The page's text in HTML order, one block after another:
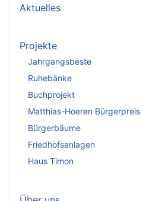
Aktuelles
Projekte
Jahrgangsbeste
Ruhebänke
Buchprojekt
Matthias-Hoeren Bürgerpreis
Bürgerbäume
Friedhofsanlagen
Haus Timon